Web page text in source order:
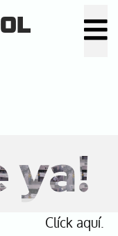
ya!
Clíck aquí.